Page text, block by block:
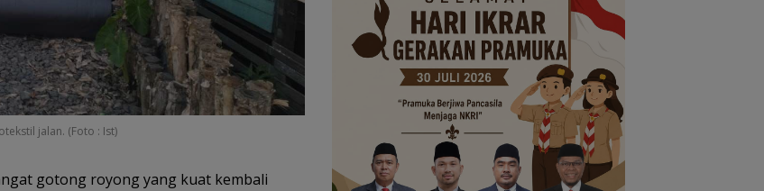
jalan. (Foto : Ist)
gotong royong yang kuat kembali